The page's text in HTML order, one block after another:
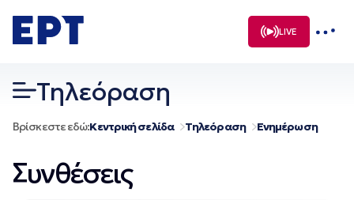
σε
περιεχόμενο
LIVE
Τηλεόραση
Βρίσκεστε εδώ:Κεντρική σελίδα Τηλεόραση Ενημέρωση
Συνθέσεις